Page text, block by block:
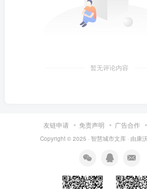
暂无评论内容
友链申请 免责声明 广告合作
Copyright © 2025 · 智慧城市文库 · 由康